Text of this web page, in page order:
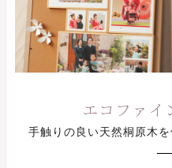
エコファイ
手触りの良い天然桐原木